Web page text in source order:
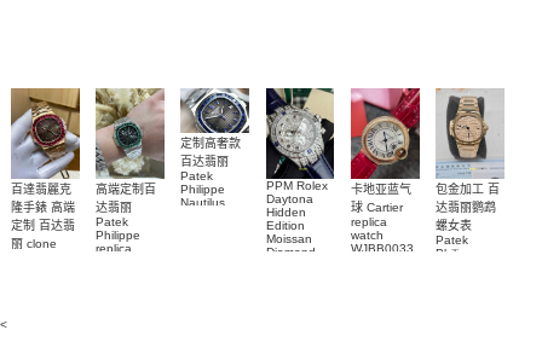
百達翡麗克
隆手錶 高端
定制 百达翡
丽 clone
高端定制百
达翡丽
Patek
Philippe
replica
定制高奢款
百达翡丽
Patek
Philippe
Nautilus
PPM Rolex
Daytona
Hidden
Edition
Moissan
Diamond
卡地亚蓝气
球 Cartier
replica
watch
WJBB0033
包金加工 百
达翡丽鹦鹉
螺女表
Patek
Philippe
<